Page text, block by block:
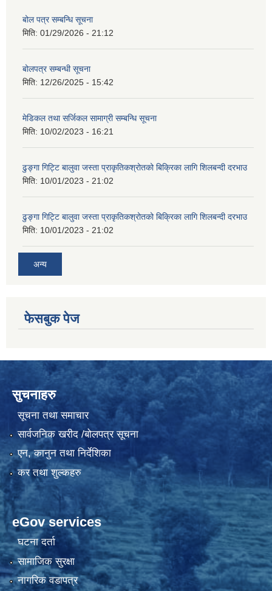
बोल पत्र सम्बन्धि सूचना
मिति: 01/29/2026 - 21:12
बोलपत्र सम्बन्धी सूचना
मिति: 12/26/2025 - 15:42
मेडिकल तथा सर्जिकल सामाग्री सम्बन्धि सूचना
मिति: 10/02/2023 - 16:21
ढुङ्गा गिट्टि बालुवा जस्ता प्राकृतिकश्रोतको बिक्रिका लागि शिलबन्दी दरभाउ
मिति: 10/01/2023 - 21:02
ढुङ्गा गिट्टि बालुवा जस्ता प्राकृतिकश्रोतको बिक्रिका लागि शिलबन्दी दरभाउ
मिति: 10/01/2023 - 21:02
अन्य
फेसबुक पेज
सुचनाहरु
सूचना तथा समाचार
सार्वजनिक खरीद /बोलपत्र सूचना
एन, कानुन तथा निर्देशिका
कर तथा शुल्कहरु
eGov services
घटना दर्ता
सामाजिक सुरक्षा
नागरिक वडापत्र